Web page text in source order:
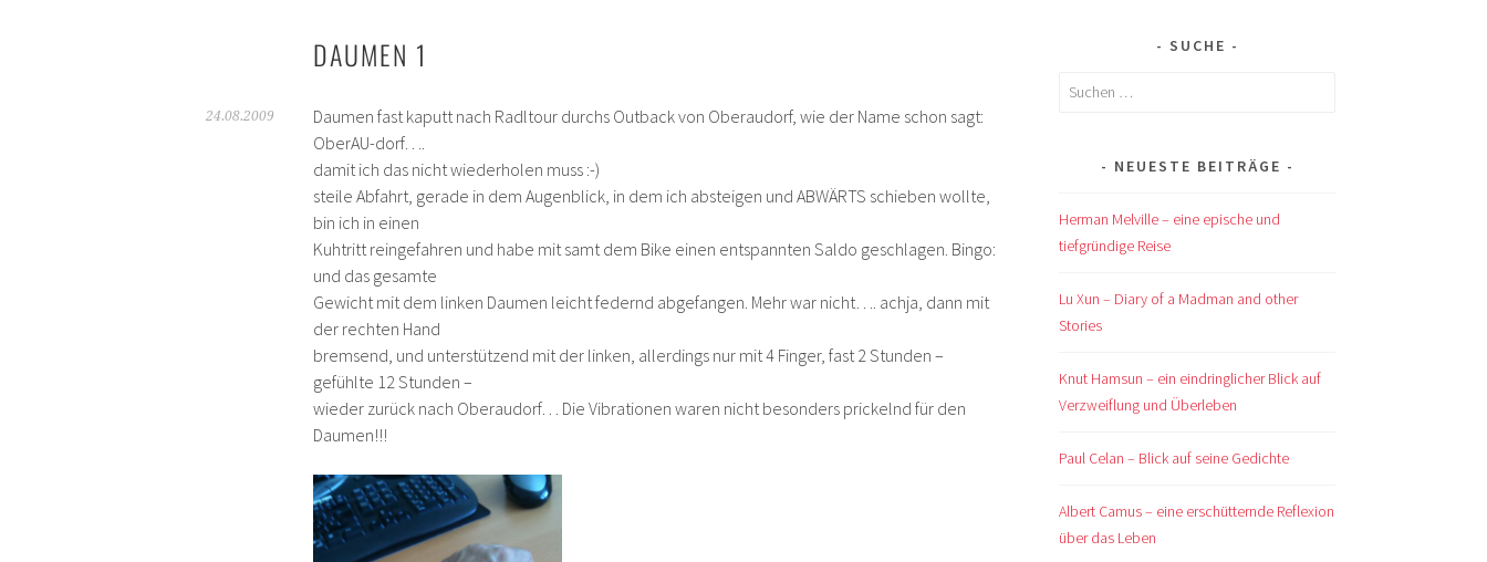
DAUMEN 1
24.08.2009
Daumen fast kaputt nach Radltour durchs Outback von Oberaudorf, wie der Name schon sagt:
OberAU-dorf….
damit ich das nicht wiederholen muss :-)
steile Abfahrt, gerade in dem Augenblick, in dem ich absteigen und ABWÄRTS schieben wollte,
bin ich in einen
Kuhtritt reingefahren und habe mit samt dem Bike einen entspannten Saldo geschlagen. Bingo:
und das gesamte
Gewicht mit dem linken Daumen leicht federnd abgefangen. Mehr war nicht…. achja, dann mit
der rechten Hand
bremsend, und unterstützend mit der linken, allerdings nur mit 4 Finger, fast 2 Stunden –
gefühlte 12 Stunden –
wieder zurück nach Oberaudorf… Die Vibrationen waren nicht besonders prickelnd für den
Daumen!!!
SUCHE
Suchen
NEUESTE BEITRÄGE
Herman Melville – eine epische und
tiefgründige Reise
Lu Xun – Diary of a Madman and other
Stories
Knut Hamsun – ein eindringlicher Blick auf
Verzweiflung und Überleben
Paul Celan – Blick auf seine Gedichte
Albert Camus – eine erschütternde Reflexion
über das Leben